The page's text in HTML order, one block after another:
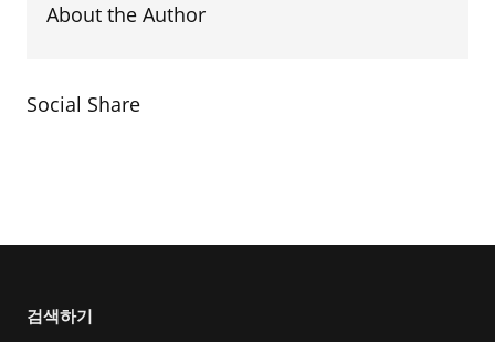
About the Author
Social Share
검색하기